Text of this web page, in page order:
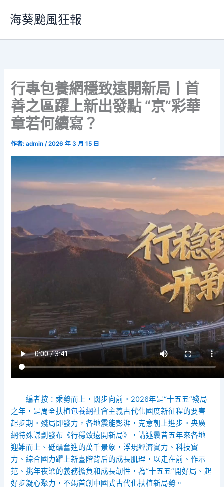
要
海葵颱風狂報
行專包養網穩致遠開新局丨首
善之區躍上新出發點 “京”彩華
章若何續寫？
作者:admin/2026 年 3 月 15 日
編者按：乘勢而上，闊步向前。2026年是“十五五”殘局
之年，是周全扶植包養網社會主義古代化國度新征程的要害
起步期。殘局即發力，各地震能彭湃，克意朝上進步。央廣
網特殊謀劃發布《行穩致遠開新局》，講述曩昔五年來各地
迎難而上、砥礪奮進的萬千景象，浮現經濟實力、科技實
力、綜合國力躍上新臺階背后的成長肌理，以走在前、作示
范、挑年夜梁的義務擔負和成長韌性，為“十五五”開好局、起
好步凝心聚力，不竭首創中國式古代化扶植新局勢。